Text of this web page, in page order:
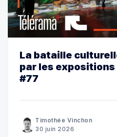
La bataille
par les
#77
Timothée Vinchon
30 juin 2026